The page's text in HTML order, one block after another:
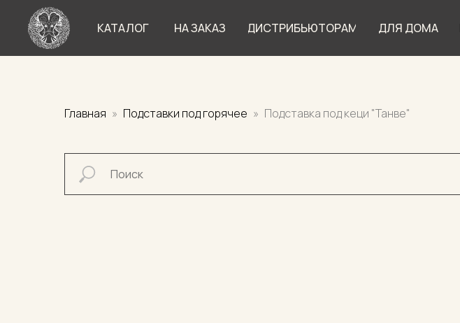
КАТАЛОГ НА ЗАКАЗ ДИСТРИБЬЮТОРАМ ДЛЯ ДОМА
Главная Подставки под горячее Подставка под кеци "Танве"